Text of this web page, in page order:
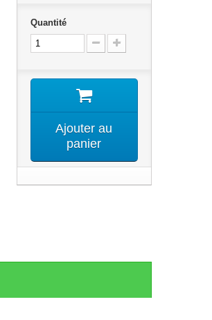
Quantité
Ajouter au
panier